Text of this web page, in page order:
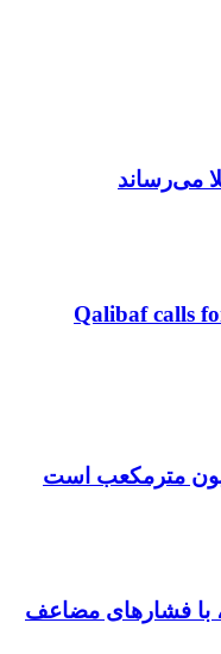
می‌رساند
Qalibaf calls
با فشارهای مضاعف